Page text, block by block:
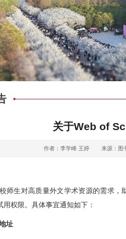
关于Web of
作者：李学峰 王婷 来源：图
师生对高质量外文学术资源的需求，
用权限。具体事宜通知如下：
址